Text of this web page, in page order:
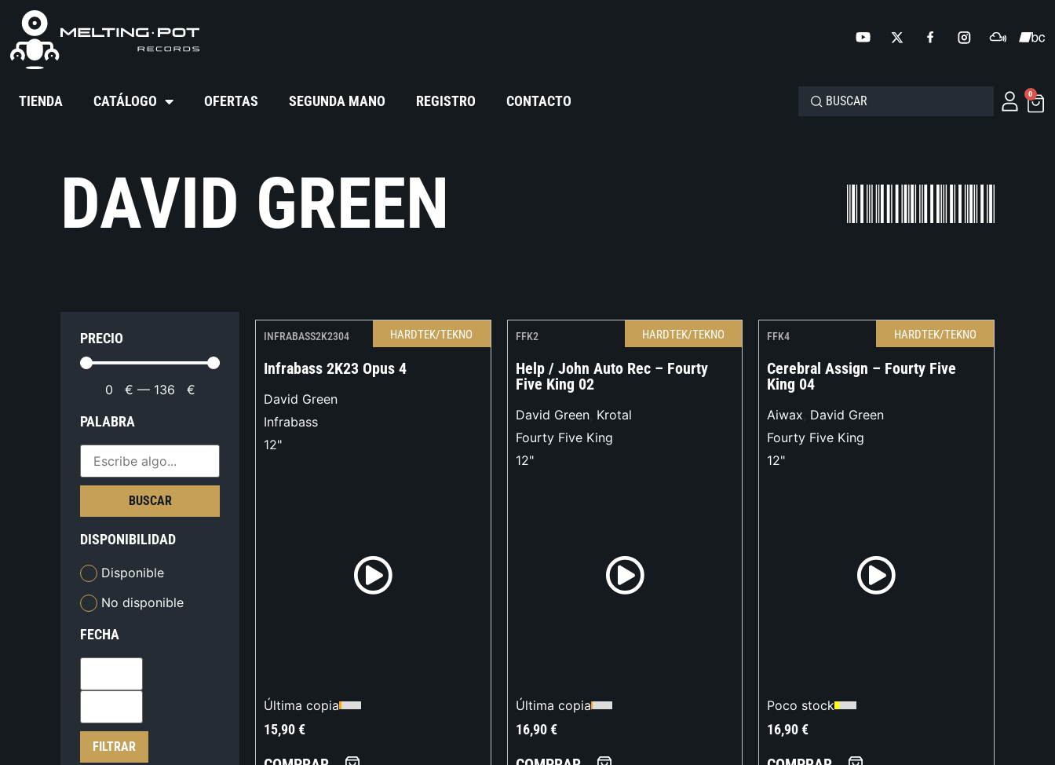
TIENDA CATÁLOGO OFERTAS SEGUNDA MANO REGISTRO CONTACTO 0
DAVID GREEN
PRECIO
0 € — 136 €
PALABRA
BUSCAR
DISPONIBILIDAD
Disponible
No disponible
FECHA
FILTRAR
INFRABASS2K2304 HARDTEK/TEKNO
Infrabass 2K23 Opus 4
David Green
Infrabass
12"
Última copia
15,90€
FFK2 HARDTEK/TEKNO
Help / John Auto Rec – Fourty
Five King 02
David Green, Krotal
Fourty Five King
12"
Última copia
16,90€
FFK4 HARDTEK/TEKNO
Cerebral Assign – Fourty Five
King 04
Aiwax, David Green
Fourty Five King
12"
Poco stock
16,90€